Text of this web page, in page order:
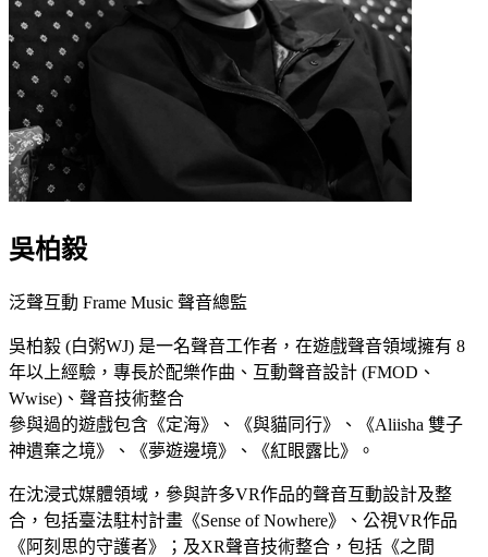
吳柏毅
泛聲互動 Frame Music 聲音總監
吳柏毅 (白粥WJ) 是一名聲音工作者，在遊戲聲音領域擁有 8
年以上經驗，專長於配樂作曲、互動聲音設計 (FMOD、
Wwise)、聲音技術整合
參與過的遊戲包含《定海》、《與貓同行》、《Aliisha 雙子
神遺棄之境》、《夢遊邊境》、《紅眼露比》。
在沈浸式媒體領域，參與許多VR作品的聲音互動設計及整
合，包括臺法駐村計畫《Sense of Nowhere》、公視VR作品
《阿刻思的守護者》；及XR聲音技術整合，包括《之間